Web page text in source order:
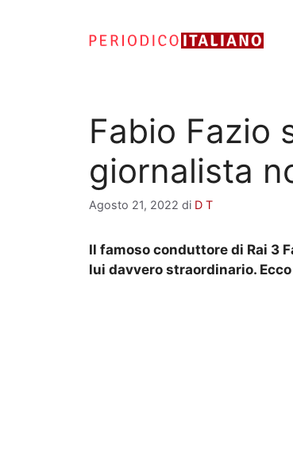
Fabio Fazio
giornalista
Agosto 21, 2022 di D T
Il famoso conduttore di Rai 3
lui davvero straordinario.